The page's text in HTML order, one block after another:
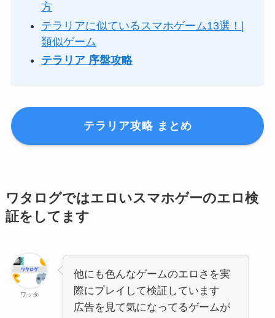
方
テラリアに似ているスマホゲーム13選！|
類似ゲーム
テラリア 序盤攻略
テラリア攻略 まとめ
ワタログではエロいスマホゲーのエロ検
証をしてます
ワッタ
他にも色んなゲームのエロさを実
際にプレイして検証しています
広告を見て気になってるゲームが